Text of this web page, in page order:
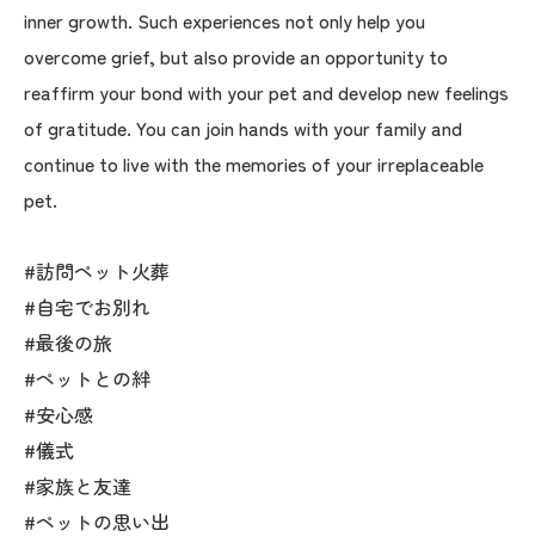
inner growth. Such experiences not only help you
overcome grief, but also provide an opportunity to
reaffirm your bond with your pet and develop new feelings
of gratitude. You can join hands with your family and
continue to live with the memories of your irreplaceable
pet.
#訪問ペット火葬
#自宅でお別れ
#最後の旅
#ペットとの絆
#安心感
#儀式
#家族と友達
#ペットの思い出